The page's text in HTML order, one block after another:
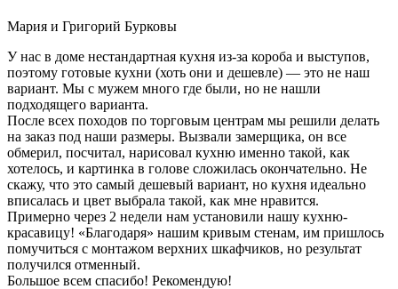
Мария и Григорий Бурковы
У нас в доме нестандартная кухня из-за короба и выступов,
поэтому готовые кухни (хоть они и дешевле) — это не наш
вариант. Мы с мужем много где были, но не нашли
подходящего варианта.
После всех походов по торговым центрам мы решили делать
на заказ под наши размеры. Вызвали замерщика, он все
обмерил, посчитал, нарисовал кухню именно такой, как
хотелось, и картинка в голове сложилась окончательно. Не
скажу, что это самый дешевый вариант, но кухня идеально
вписалась и цвет выбрала такой, как мне нравится.
Примерно через 2 недели нам установили нашу кухню-
красавицу! «Благодаря» нашим кривым стенам, им пришлось
помучиться с монтажом верхних шкафчиков, но результат
получился отменный.
Большое всем спасибо! Рекомендую!